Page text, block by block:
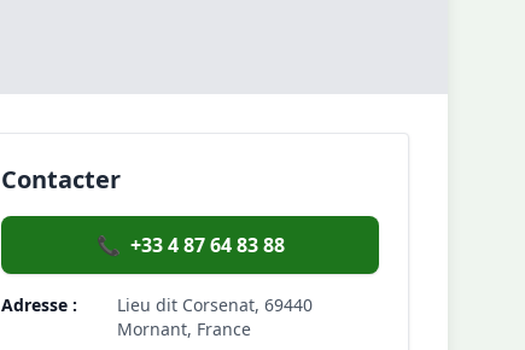
Contacter
📞 +33 4 87 64 83 88
Adresse :
Lieu dit Corsenat, 69440
Mornant, France